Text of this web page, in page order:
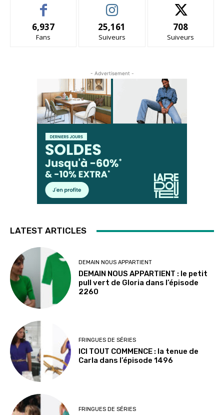
6,937
Fans
25,161
Suiveurs
708
Suiveurs
- Advertisement -
LATEST ARTICLES
DEMAIN NOUS APPARTIENT
DEMAIN NOUS APPARTIENT : le petit
pull vert de Gloria dans l’épisode
2260
FRINGUES DE SÉRIES
ICI TOUT COMMENCE : la tenue de
Carla dans l’épisode 1496
FRINGUES DE SÉRIES